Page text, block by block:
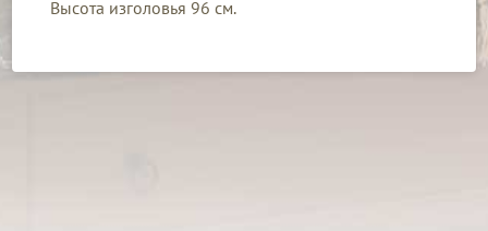
Высота изголовья 96 см.